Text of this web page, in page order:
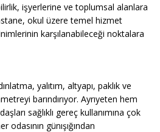
işyerlerine ve toplumsal alanlara
okul üzere temel hizmet
karşılanabileceği noktalara
yalıtım, altyapı, paklık ve
barındırıyor. Ayrıyeten hem
sağlıklı gereç kullanımına çok
günışığından